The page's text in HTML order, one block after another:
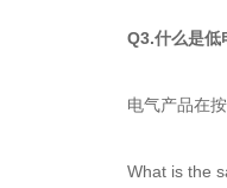
Q3.什么是低
电气产品在
What is the